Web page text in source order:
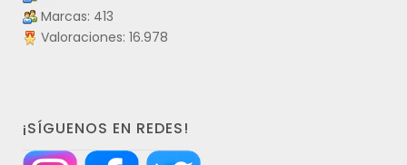
Marcas: 413
Valoraciones: 16.978
¡SÍGUENOS EN REDES!